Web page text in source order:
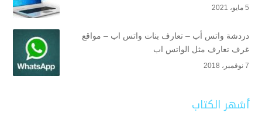
5 مايو، 2021
دردشة واتس أب – تعارف بنات واتس اب – مواقع
غرف تعارف مثل الواتس اب
7 نوفمبر، 2018
أشهر الكتاب